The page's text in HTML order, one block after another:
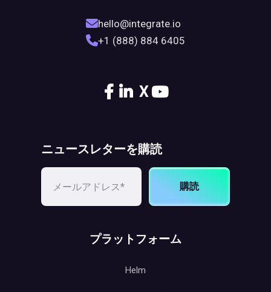
hello@integrate.io
+1 (888) 884 6405
X
ニュースレターを購読
購読
プラットフォーム
Helm